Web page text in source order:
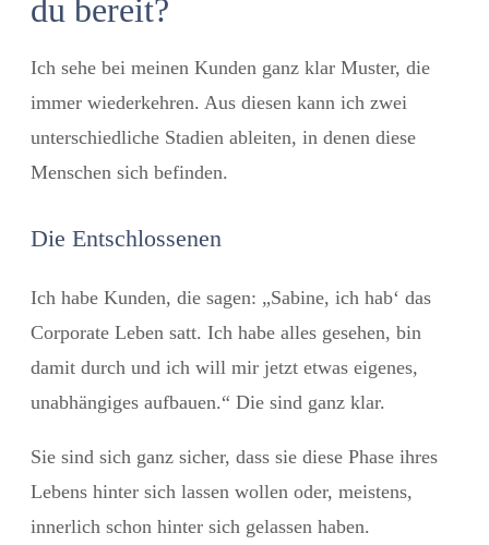
du bereit?
Ich sehe bei meinen Kunden ganz klar Muster, die
immer wiederkehren. Aus diesen kann ich zwei
unterschiedliche Stadien ableiten, in denen diese
Menschen sich befinden.
Die Entschlossenen
Ich habe Kunden, die sagen: „Sabine, ich hab‘ das
Corporate Leben satt. Ich habe alles gesehen, bin
damit durch und ich will mir jetzt etwas eigenes,
unabhängiges aufbauen.“ Die sind ganz klar.
Sie sind sich ganz sicher, dass sie diese Phase ihres
Lebens hinter sich lassen wollen oder, meistens,
innerlich schon hinter sich gelassen haben.